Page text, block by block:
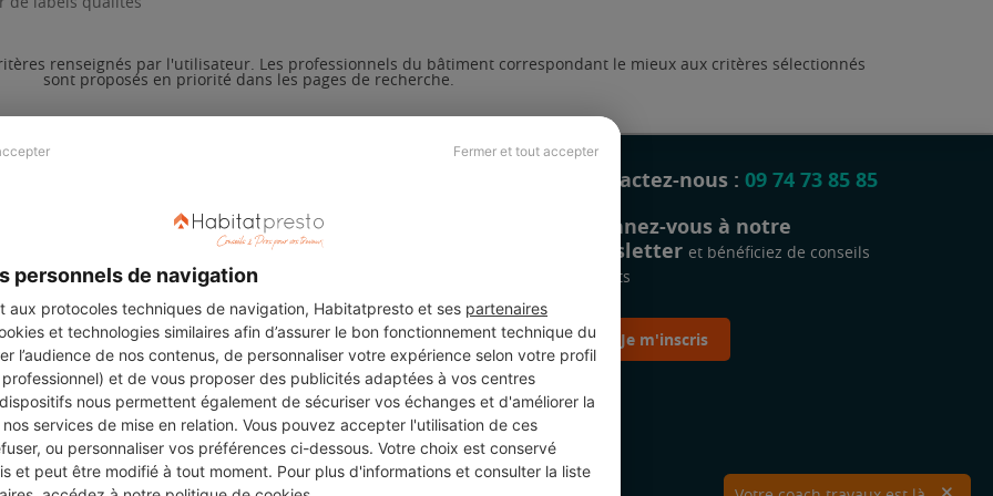
Fermer et tout accepter
personnels de navigation
aux protocoles techniques de navigation, Habitatpresto et ses partenaires
et technologies similaires afin d’assurer le bon fonctionnement technique du
l’audience de nos contenus, de personnaliser votre expérience selon votre profil
et de vous proposer des publicités adaptées à vos centres
nous permettent également de sécuriser vos échanges et d'améliorer la
services de mise en relation. Vous pouvez accepter l'utilisation de ces
ou personnaliser vos préférences ci-dessous. Votre choix est conservé
et peut être modifié à tout moment. Pour plus d'informations et consulter la liste
renseignés par l'utilisateur. Les professionnels du bâtiment correspondant le mieux aux critères sélectionnés
sont proposés en priorité dans les pages de recherche.
Revue de presse
Légal
Charte cookies
Contactez-nous : 09 74 73 85 85
Abonnez-vous à notre
newsletter et bénéficiez de conseils
gratuits
Je m'inscris
Suivez-nous